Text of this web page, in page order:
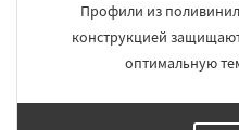
Профили из
конструкцией
оптимальную